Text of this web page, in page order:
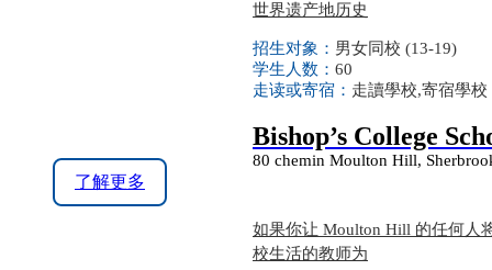
世界遗产地历史
招生对象： 男女同校 (13-19)
学生人数： 60
走读或寄宿： 走讀學校,寄宿學校
了解更多
Bishop’s College
80 chemin Moulton Hill,
如果你让 Moulton Hill 的任何人
校生活的教师为